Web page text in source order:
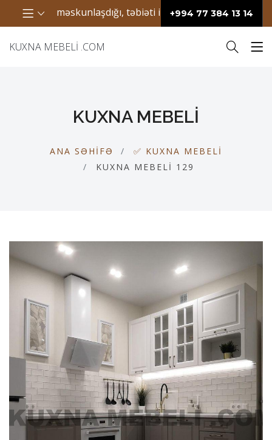
məskunlaşdığı, təbiəti ilə seçilən bir ərazidir.
+994 77 384 13 14
KUXNA MEBELI .COM
KUXNA MEBELI
ANA SƏHIFƏ
✅ KUXNA MEBELI
KUXNA MEBELI 129